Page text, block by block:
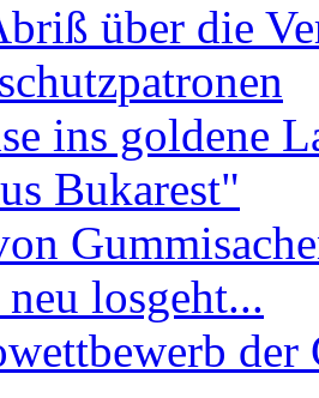
über die
ins goldene
Bukarest"
neu losgeht...
der